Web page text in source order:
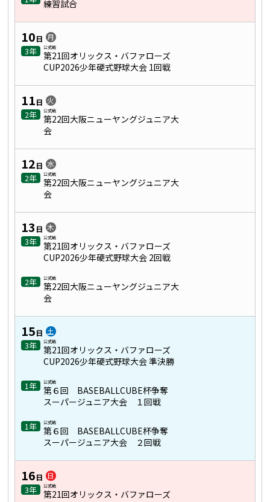
練習試合
10日 月
3年 公式戦
第21回オリックス・バファローズ
CUP2026少年硬式野球大会 1回戦
11日 火
2年 公式戦
第22回大阪ニューヤングジュニア大
会
12日 水
2年 公式戦
第22回大阪ニューヤングジュニア大
会
13 日 木
3年 公式戦
第21回オリックス・バファローズ
CUP2026少年硬式野球大会 2回戦
2年 公式戦
第22回大阪ニューヤングジュニア大
会
15日 土
3年 公式戦
第21回オリックス・バファローズ
CUP2026少年硬式野球大会 準決勝
1年 公式戦
第６回 BASEBALLCUBE杯争奪
スーパージュニア大会 １回戦
1年 公式戦
第６回 BASEBALLCUBE杯争奪
スーパージュニア大会 ２回戦
16日 日
3年 公式戦
第21回オリックス・バファローズ